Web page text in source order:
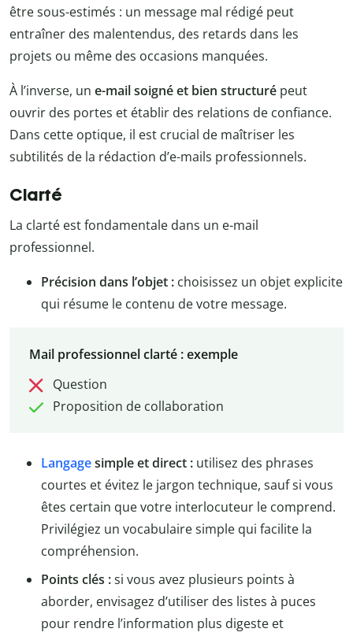
être sous-estimés : un message mal rédigé peut
entraîner des malentendus, des retards dans les
projets ou même des occasions manquées.
À l’inverse, un e-mail soigné et bien structuré peut
ouvrir des portes et établir des relations de confiance.
Dans cette optique, il est crucial de maîtriser les
subtilités de la rédaction d’e-mails professionnels.
Clarté
La clarté est fondamentale dans un e-mail
professionnel.
Précision dans l’objet : choisissez un objet explicite
qui résume le contenu de votre message.
Mail professionnel clarté : exemple
Question
Proposition de collaboration
Langagesimple et direct : utilisez des phrases
courtes et évitez le jargon technique, sauf si vous
êtes certain que votre interlocuteur le comprend.
Privilégiez un vocabulaire simple qui facilite la
compréhension.
Points clés :si vous avez plusieurs points à
aborder, envisagez d’utiliser des listes à puces
pour rendre l’information plus digeste et